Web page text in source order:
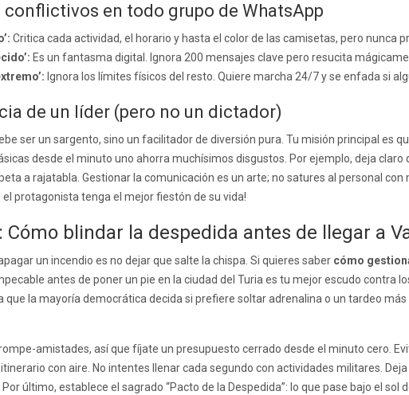
conflictivos en todo grupo de WhatsApp
Critica cada actividad, el horario y hasta el color de las camisetas, pero nunca
Es un fantasma digital. Ignora 200 mensajes clave pero resucita
Ignora los límites físicos del resto. Quiere marcha 24/7 y se enfada si
de un líder (pero no un dictador)
ser un sargento, sino un facilitador de diversión pura. Tu misión principal es
desde el minuto uno ahorra muchísimos disgustos. Por ejemplo, deja
a rajatabla. Gestionar la comunicación es un arte; no satures al personal
el protagonista tenga el mejor fiestón de su vida!
Cómo blindar la despedida antes de llegar a
un incendio es no dejar que salte la chispa. Si quieres saber cómo
antes de poner un pie en la ciudad del Turia es tu mejor escudo contra
que la mayoría democrática decida si prefiere soltar adrenalina o un tardeo
amistades, así que fíjate un presupuesto cerrado desde el minuto cero.
con aire. No intentes llenar cada segundo con actividades militares.
último, establece el sagrado “Pacto de la Despedida”: lo que pase bajo el